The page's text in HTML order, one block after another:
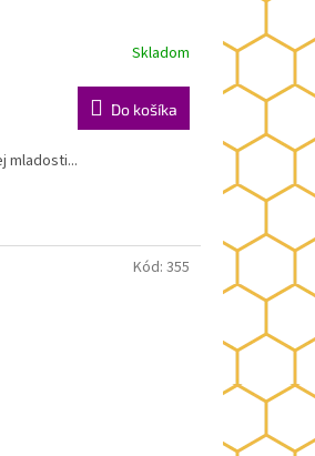
Skladom
Do košíka
mladosti...
Kód: 355